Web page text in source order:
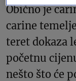
Obično je
carine
teret dokaza
početnu
nešto što će